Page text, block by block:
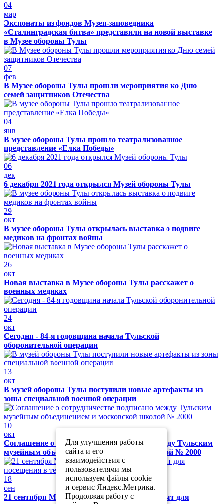
04
мар
Экспонаты из фондов Музея-заповедника
«Сталинградская битва» представили на новой выставке
в Музее обороны Тулы
07
фев
В Музее обороны Тулы прошли мероприятия ко Дню
семей защитников Отечества
04
янв
В музее обороны Тулы прошло театрализованное
представление «Елка Победы»
06
дек
6 декабря 2021 года открылся Музей обороны Тулы
29
окт
В музее обороны Тулы открылась выставка о подвиге
медиков на фронтах войны
26
окт
Новая выставка в Музее обороны Тулы расскажет о
военных медиках
24
окт
Сегодня - 84-я годовщина начала Тульской
оборонительной операции
13
окт
В музей обороны Тулы поступили новые артефакты из
зоны специальной военной операции
10
окт
Соглашение о сотрудничестве подписано между Тульским
музейным объединением и московской школой № 2000
18
сен
21 сентября Музей обороны Тулы будет закрыт для
Для улучшения работы
сайта и его
взаимодействия с
пользователями мы
используем файлы cookie
и сервис Яндекс.Метрика.
Продолжая работу с